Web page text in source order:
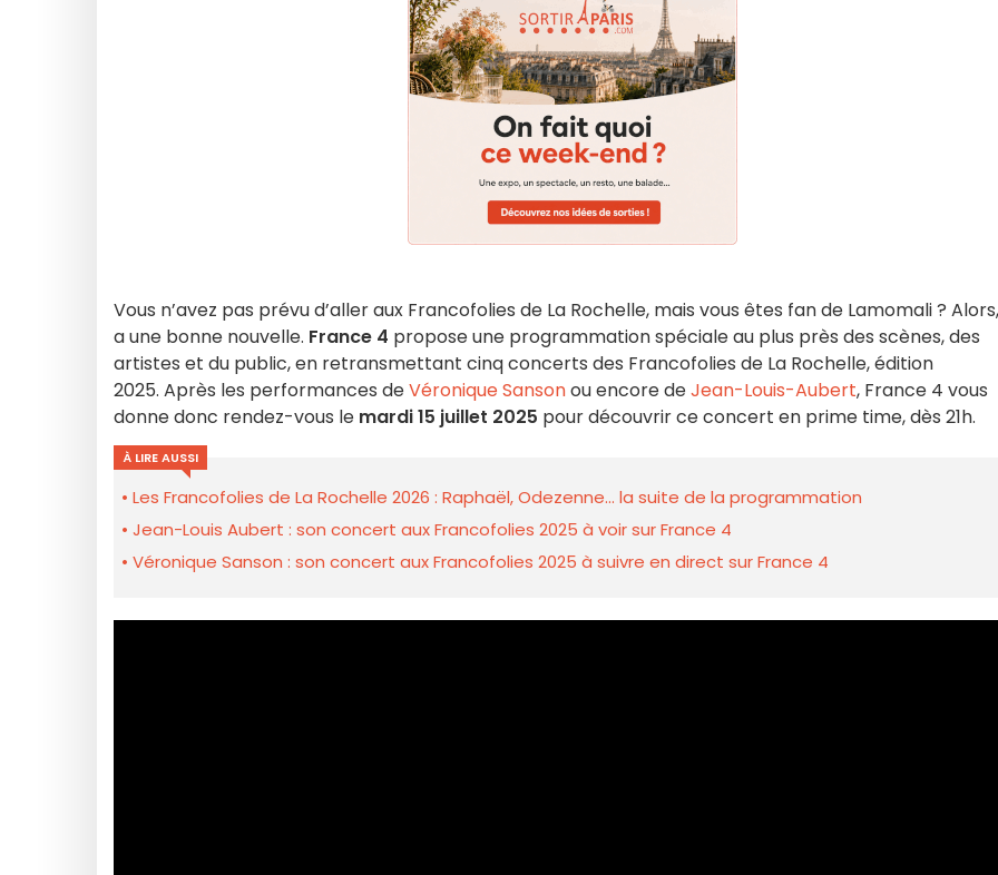
Vous n’avez pas prévu d’aller aux Francofolies de La Rochelle, mais vous êtes fan de Lamomali ?
a une bonne nouvelle. France 4 propose une programmation spéciale au plus près des scènes, des
artistes et du public, en retransmettant cinq concerts des Francofolies de La Rochelle, édition
2025. Après les performances deVéronique Sansonou encore deJean-Louis-Aubert, France 4 vous
donne donc rendez-vous le mardi 15 juillet 2025 pour découvrir ce concert en prime time, dès 21h.
À LIRE AUSSI
Les Francofolies de La Rochelle 2026 : Raphaël, Odezenne... la suite de la programmation
Jean-Louis Aubert : son concert aux Francofolies 2025 à voir sur France 4
Véronique Sanson : son concert aux Francofolies 2025 à suivre en direct sur France 4